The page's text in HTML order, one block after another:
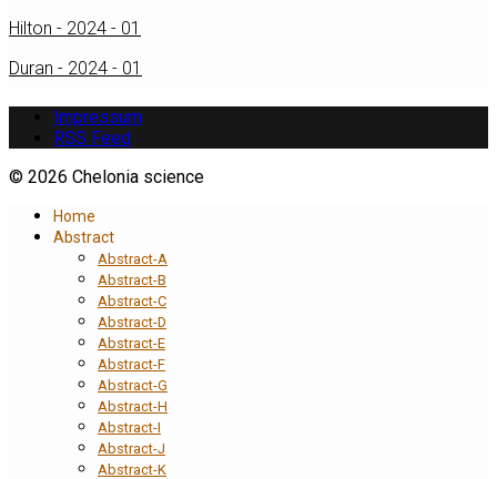
Hilton - 2024 - 01
Duran - 2024 - 01
Impressum
RSS Feed
© 2026 Chelonia science
Home
Abstract
Abstract-A
Abstract-B
Abstract-C
Abstract-D
Abstract-E
Abstract-F
Abstract-G
Abstract-H
Abstract-I
Abstract-J
Abstract-K